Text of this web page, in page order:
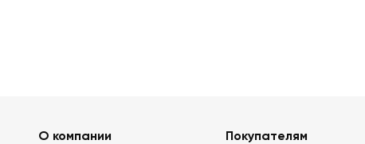
О компании Покупателям